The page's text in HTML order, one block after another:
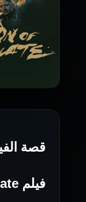
قصة
فيلم One Spoon of Chocolate مترجم للكبار فقط